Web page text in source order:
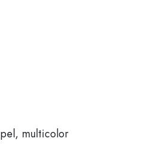
Estal
de pulverização